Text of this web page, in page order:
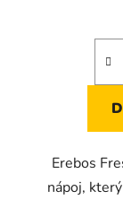
Erebos
nápoj,